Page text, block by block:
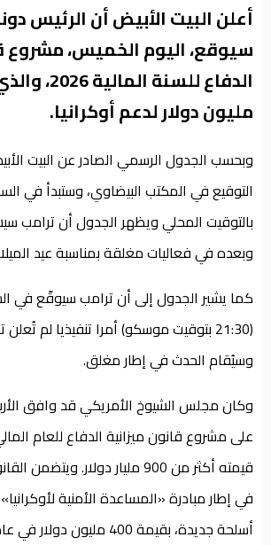
أعلن البيت الأبيض أن الرئيس
سيوقع، اليوم الخميس، مشروع
مليون دولار لدعم أوكرانيا.
وبحسب الجدول الرسمي الصادر عن البيت
بالتوقيت المحلي ويظهر الجدول أن ترامب
وبعده في فعاليات مغلقة بمناسبة عيد
(21:30 بتوقيت موسكو) أمرا تنفيذيا لم
وسيُقام الحدث في إطار مغلق.
وكان مجلس الشيوخ الأمريكي قد وافق
قيمته أكثر من 900 مليار دولار.